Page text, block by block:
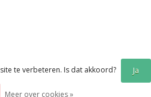
te verbeteren. Is dat akkoord? Ja
Meer over cookies »